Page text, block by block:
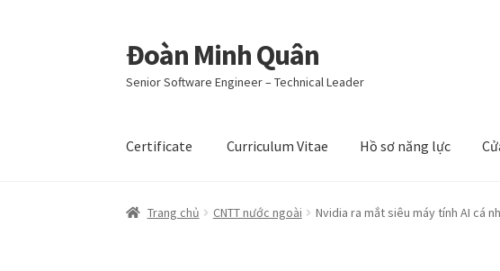
Đi
đến
Điều
Chuyển
đến
nội
Đoàn Minh Quân
Senior Software Engineer – Technical Leader
Certificate Curriculum Vitae Hồ sơ năng lực
Trang chủ CNTT nước ngoài Nvidia ra mắt siêu máy tính AI cá